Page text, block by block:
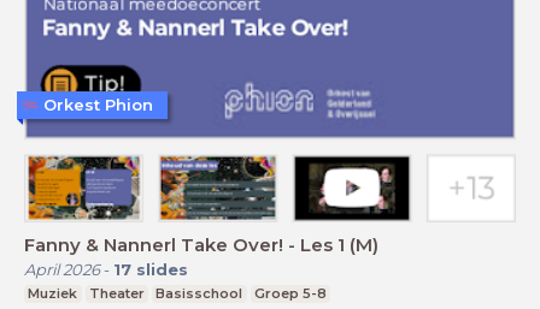
Fanny & Nannerl Take Over! - Les 1 (M)
April 2026- 17 slides
Muziek Theater Basisschool Groep 5-8
Orkest Phion